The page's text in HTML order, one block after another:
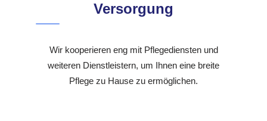
Versorgung
Wir kooperieren eng mit Pflegediensten und
weiteren Dienstleistern, um Ihnen eine breite
Pflege zu Hause zu ermöglichen.